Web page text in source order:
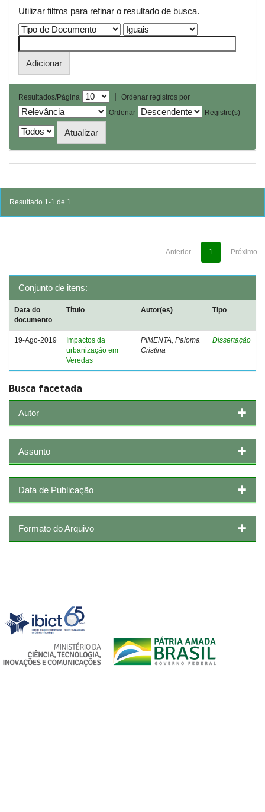
Utilizar filtros para refinar o resultado de busca.
Resultados/Página |
Ordenar registros por
Ordenar
Registro(s)
Resultado 1-1 de 1.
Anterior 1 Próximo
Conjunto de itens:
Data do
documento
Título Autor(es) Tipo
19-Ago-2019
Impactos da
urbanização em
Veredas
PIMENTA, Paloma
Cristina
Dissertação
Busca facetada
Autor
Assunto
Data de Publicação
Formato do Arquivo